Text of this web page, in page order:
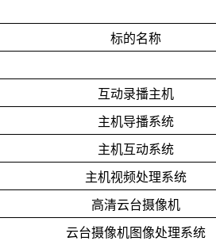
标的名称
互动录播主机
主机导播系统
主机互动系统
主机视频处理系统
高清云台摄像机
云台摄像机图像处理系统